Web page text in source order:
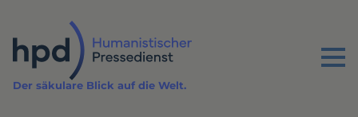
Inhalt
Menu
Der säkulare Blick auf die Welt.